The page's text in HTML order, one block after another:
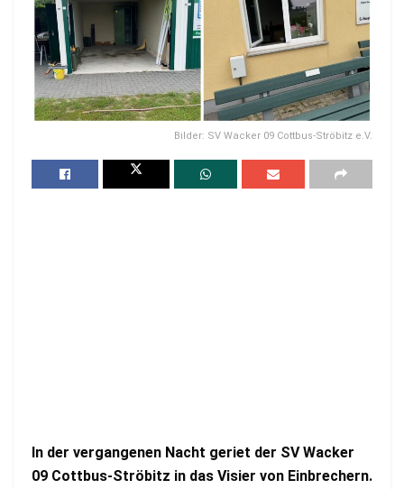
Bilder: SV Wacker 09 Cottbus-Ströbitz e.V.
In der vergangenen Nacht geriet der SV Wacker
09 Cottbus-Ströbitz in das Visier von Einbrechern.